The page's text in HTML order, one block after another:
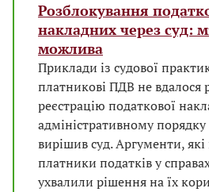
Розблокування
накладних через суд:
можлива
Приклади із судової
платникові ПДВ не вдалося
реєстрацію податкової
адміністративному
вирішив суд. Аргументи,
платники податків у
ухвалили рішення на їх